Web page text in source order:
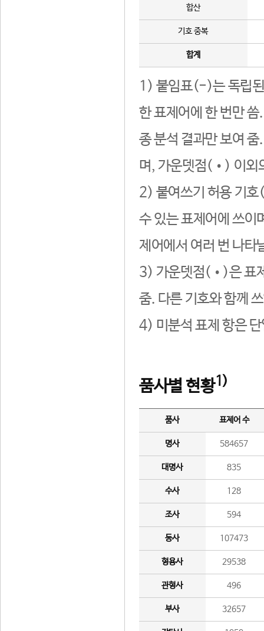
합산
기호 중복
합계
1) 붙임표(-)는 독립된
한 표제어에 한 번만
종 분석 결과만 보여
며, 가운뎃점(•) 이외
2) 붙여쓰기 허용 기호
수 있는 표제어에 쓰이
제어에서 여러 번 나타
3) 가운뎃점(•)은 표
줌. 다른 기호와 함께
4) 미분석 표제 항은
품사별 현황1)
품사 표제어 수
명사 584657
대명사 835
수사 128
조사 594
동사 107473
형용사 29538
관형사 496
부사 32657